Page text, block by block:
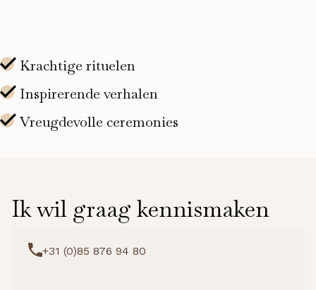
Ik wil graag kennismaken
+31 (0)85 876 94 80